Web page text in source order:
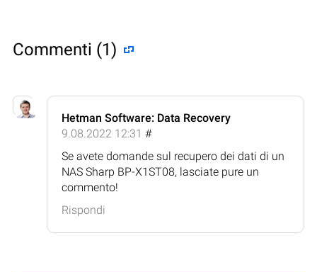
Commenti (1)
Hetman Software: Data Recovery
9.08.2022 12:31 #
Se avete domande sul recupero dei dati di un
NAS Sharp BP-X1ST08, lasciate pure un
commento!
Rispondi